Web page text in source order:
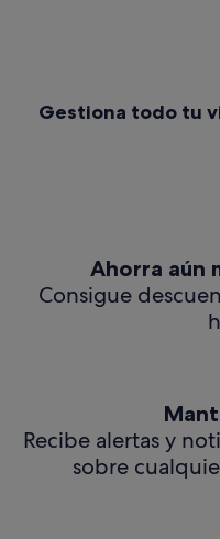
Gestiona todo tu
Ahorra aún
Consigue
Recibe alertas y
sobre